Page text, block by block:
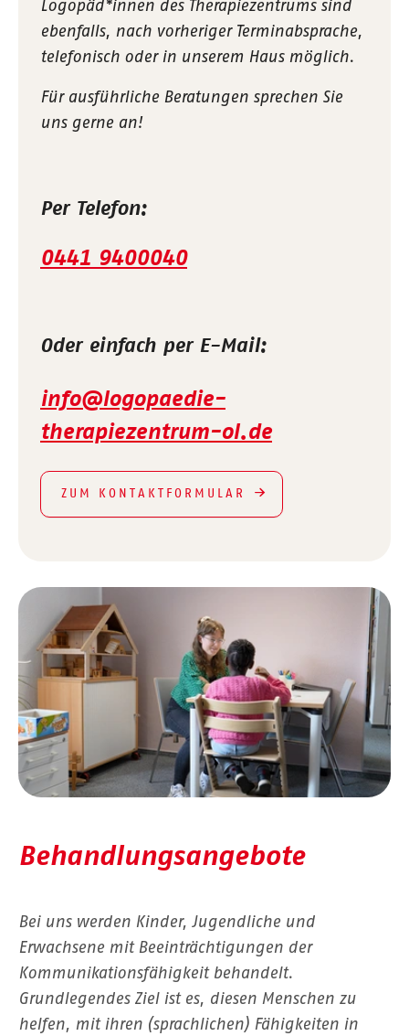
Logopäd*innen des Therapiezentrums sind
ebenfalls, nach vorheriger Terminabsprache,
telefonisch oder in unserem Haus möglich.
Für ausführliche Beratungen sprechen Sie
uns gerne an!
Per Telefon:
0441 9400040
Oder einfach per E-Mail:
info@logopaedie-
therapiezentrum-ol.de
ZUM KONTAKTFORMULAR
Behandlungsangebote
Bei uns werden Kinder, Jugendliche und
Erwachsene mit Beeinträchtigungen der
Kommunikationsfähigkeit behandelt.
Grundlegendes Ziel ist es, diesen Menschen zu
helfen, mit ihren (sprachlichen) Fähigkeiten in